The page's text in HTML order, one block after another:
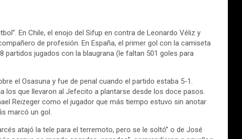
En Chile, el enojo del Sifup en contra de Leonardo Véliz y
de profesión. En España, el primer gol con la camiseta
partidos jugados con la blaugrana (le faltan 501 goles para
el Osasuna y fue de penal cuando el partido estaba 5-1.
los que llevaron al Jefecito a plantarse desde los doce pasos.
Reizeger como el jugador que más tiempo estuvo sin anotar
marcó un gol.
atajó la tele para el terremoto, pero se le soltó” o de José